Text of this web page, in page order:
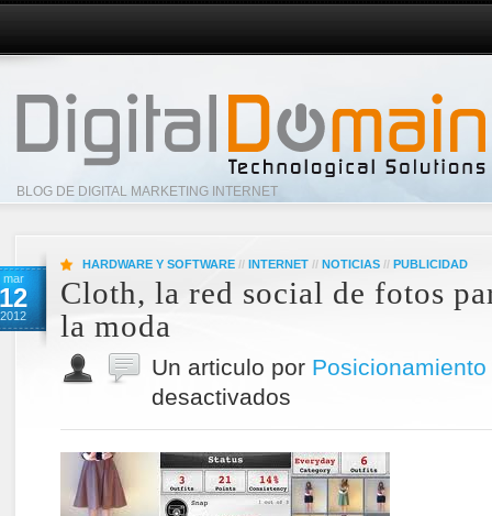
BLOG DE DIGITAL MARKETING INTERNET
mar
12
2012
HARDWARE Y SOFTWARE // INTERNET // NOTICIAS // PUBLICIDAD
Cloth, la red social de fotos
la moda
Un articulo por Posicionamiento
desactivados